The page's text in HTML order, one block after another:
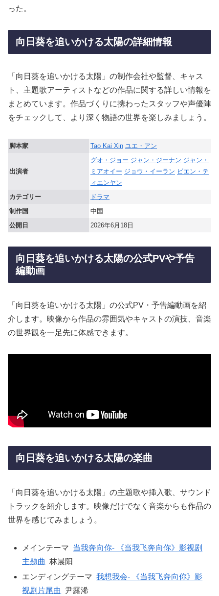
った。
向日葵を追いかける太陽の詳細情報
「向日葵を追いかける太陽」の制作会社や監督、キャス
ト、主題歌アーティストなどの作品に関する詳しい情報を
まとめています。作品づくりに携わったスタッフや声優陣
をチェックして、より深く物語の世界を楽しみましょう。
脚本家 Tao Kai Xin ユエ・アン
出演者
グオ・ジョー ジャン・ジーナン ジャン・
ミアオイー ジョウ・イーラン ビエン・テ
ィエンヤン
カテゴリー
ドラマ
制作国
中国
公開日
2026年6月18日
向日葵を追いかける太陽の公式PVや予告
編動画
「向日葵を追いかける太陽」の公式PV・予告編動画を紹
介します。映像から作品の雰囲気やキャストの演技、音楽
の世界観を一足先に体感できます。
向日葵を追いかける太陽の楽曲
「向日葵を追いかける太陽」の主題歌や挿入歌、サウンド
トラックを紹介します。映像だけでなく音楽からも作品の
世界を感じてみましょう。
メインテーマ 当我奔向你- 《当我飞奔向你》影视剧
主题曲 林晨阳
エンディングテーマ 我想我会- 《当我飞奔向你》影
视剧片尾曲 尹露浠